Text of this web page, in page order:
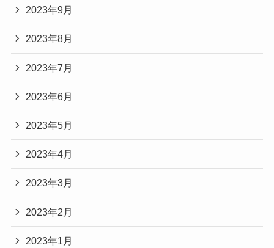
2023年9月
2023年8月
2023年7月
2023年6月
2023年5月
2023年4月
2023年3月
2023年2月
2023年1月